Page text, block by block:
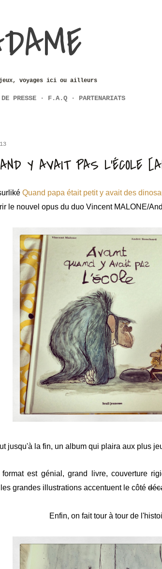
voyages ici ou ailleurs
PRESSE F.A.Q PARTENARIATS
Y AVAIT PAS L'ÉCOLE
Quand papa était petit y avait des
le nouvel opus du duo Vincent MALONE/
jusqu'à la fin, un album qui plaira aux plus
est génial, grand livre, couverture
grandes illustrations accentuent le côté
Enfin, on fait tour à tour de